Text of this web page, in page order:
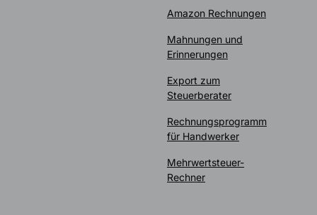
Amazon Rechnungen
Mahnungen und
Erinnerungen
Export zum
Steuerberater
Rechnungsprogramm
für Handwerker
Mehrwertsteuer-
Rechner